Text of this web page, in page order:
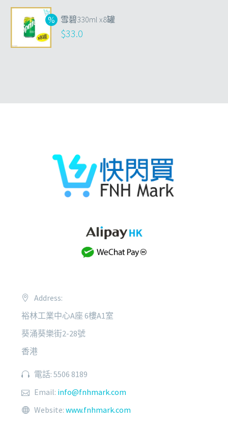
雪碧330ml x8罐
$33.0
Address:
裕林工業中心A座 6樓A1室
葵涌葵樂街2-28號
香港
電話: 5506 8189
Email: info@fnhmark.com
Website: www.fnhmark.com